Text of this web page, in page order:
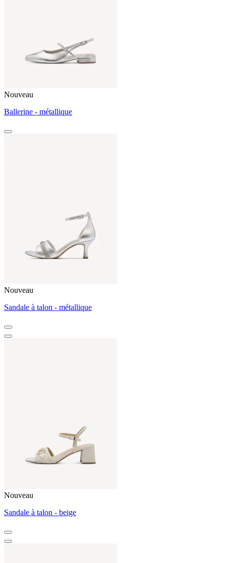
Nouveau
Ballerine - métallique
Nouveau
Sandale à talon - métallique
Nouveau
Sandale à talon - beige